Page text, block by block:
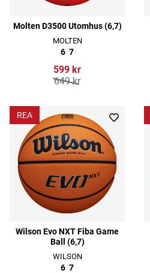
Molten D3500 Utomhus (6,7)
MOLTEN
6 7
599 kr
649 kr
REA
Wilson Evo NXT Fiba Game
Ball (6,7)
WILSON
6 7